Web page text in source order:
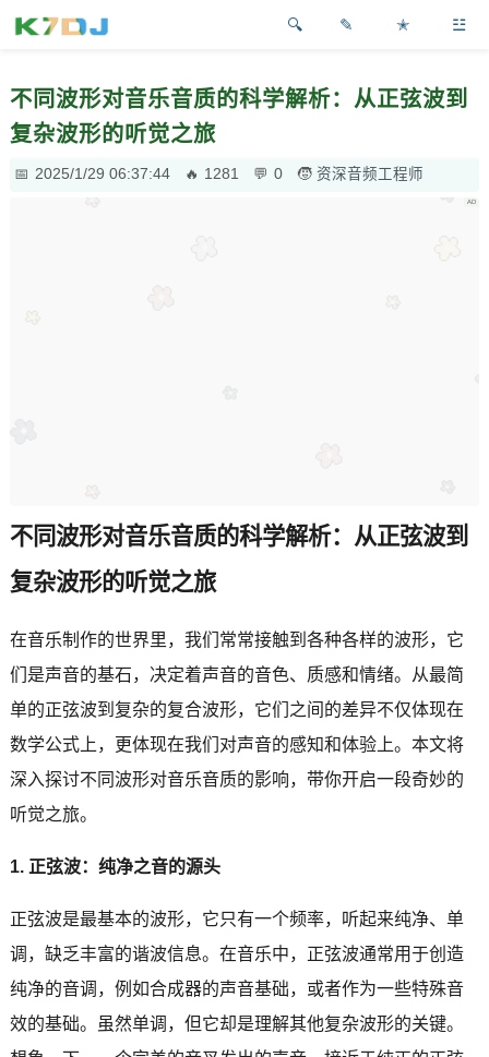
✎ ✭ ☳
不同波形对音乐音质的科学解析：从正弦波到
复杂波形的听觉之旅
2025/1/29 06:37:44 1281 0 资深音频工程师
不同波形对音乐音质的科学解析：从正弦波到
复杂波形的听觉之旅
在音乐制作的世界里，我们常常接触到各种各样的波形，它
们是声音的基石，决定着声音的音色、质感和情绪。从最简
单的正弦波到复杂的复合波形，它们之间的差异不仅体现在
数学公式上，更体现在我们对声音的感知和体验上。本文将
深入探讨不同波形对音乐音质的影响，带你开启一段奇妙的
听觉之旅。
1. 正弦波：纯净之音的源头
正弦波是最基本的波形，它只有一个频率，听起来纯净、单
调，缺乏丰富的谐波信息。在音乐中，正弦波通常用于创造
纯净的音调，例如合成器的声音基础，或者作为一些特殊音
效的基础。虽然单调，但它却是理解其他复杂波形的关键。